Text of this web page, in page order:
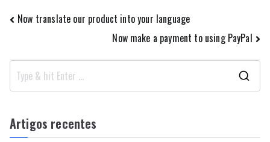
Navegação
artigos
Now translate our product into your language
Now make a payment to using PayPal
r
Artigos recentes